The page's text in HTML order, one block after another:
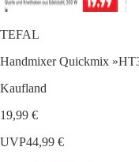
TEFAL
Handmixer Quickmix
Kaufland
19,99 €
UVP44,99 €